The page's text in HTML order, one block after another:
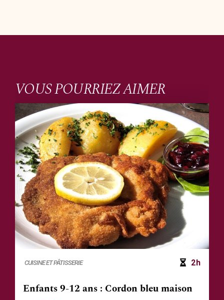
VOUS POURRIEZ AIMER
CUISINE ET PÂTISSERIE 2h
Enfants 9-12 ans : Cordon bleu maison